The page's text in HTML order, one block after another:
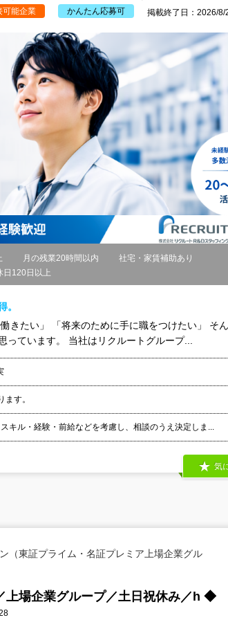
可能企業 かんたん応募可 掲載終了日：2026/8/
月の残業20時間以内
社宅・家賃補助あり
日120日以上
。
きたい」 「将来のために手に職をつけたい」 そ
ています。 当社はリクルートグループ...
ます。
キル・経験・前給などを考慮し、相談のうえ決定しま...
気
（東証プライム・名証プレミア上場企業グル
場企業グループ／土日祝休み／h ◆